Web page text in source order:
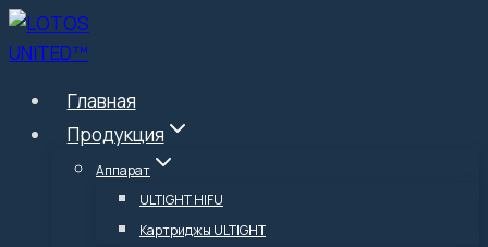
Перейти
к
Главная
Продукция
Аппарат
ULTIGHT HIFU
Картриджы ULTIGHT